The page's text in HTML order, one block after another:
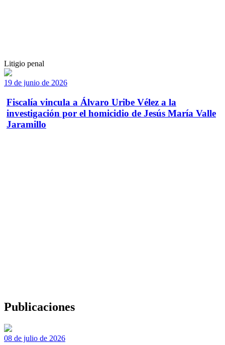
Litigio penal
19 de junio de 2026
Fiscalía vincula a Álvaro Uribe Vélez a la
investigación por el homicidio de Jesús María Valle
Jaramillo
Publicaciones
08 de julio de 2026